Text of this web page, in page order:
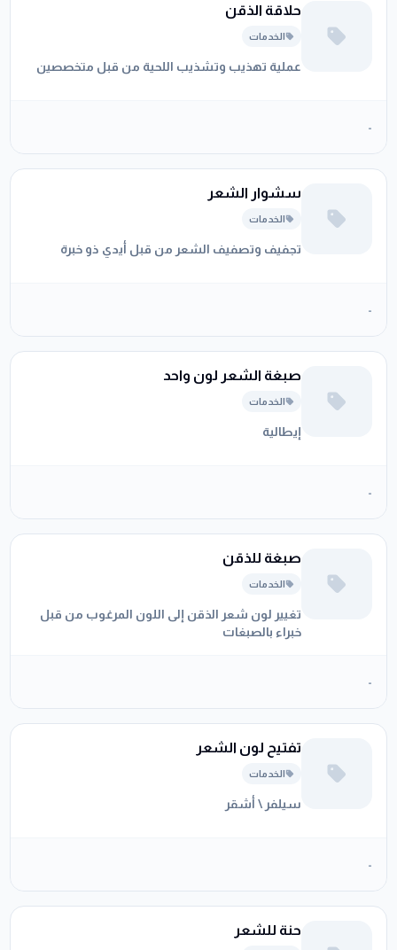
حلاقة الذقن
الخدمات
عملية تهذيب وتشذيب اللحية من قبل متخصصين
-
سشوار الشعر
الخدمات
تجفيف وتصفيف الشعر من قبل أيدي ذو خبرة
-
صبغة الشعر لون واحد
الخدمات
إيطالية
-
صبغة للذقن
الخدمات
تغيير لون شعر الذقن إلى اللون المرغوب من قبل
خبراء بالصبغات
-
تفتيح لون الشعر
الخدمات
سيلفر \ أشقر
-
حنة للشعر